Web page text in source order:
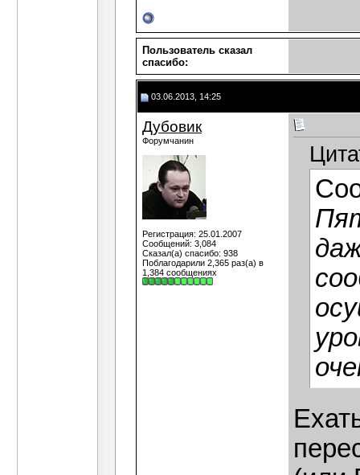
Пользователь сказал
cпасибо:
03.06.2013, 14:25
Дубовик
Форумчанин
Регистрация: 25.01.2007
Сообщений: 3,084
Сказал(а) спасибо: 938
Поблагодарили 2,365 раз(а) в
1,384 сообщениях